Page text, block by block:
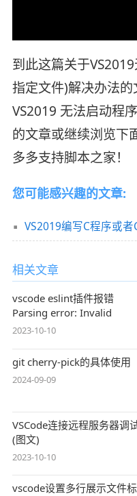
到此这篇关于
指定文件)解决办法
VS2019 无法启动程
的文章或继续浏览下
多多支持脚本之家！
您可能感兴趣的文章:
相关文章
vscode eslint插件报错
Parsing error: Invalid
2023-10-10
git cherry-pick的具体使用
2024-09-09
VSCode连接远程服务器调
(图文)
2023-10-10
vscode设置多行展示文件